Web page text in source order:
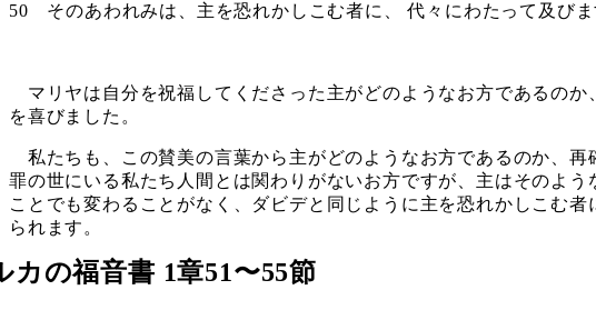
50 そのあわれみは、主を恐れかしこむ者に、 代々にわたって及びま
マリヤは自分を祝福してくださった主がどのようなお方であるの
を喜びました。
私たちも、この賛美の言葉から主がどのようなお方であるのか、
罪の世にいる私たち人間とは関わりがないお方ですが、主はそのよ
ことでも変わることがなく、ダビデと同じように主を恐れかしこむ
られます。
カの福音書 1章51〜55節